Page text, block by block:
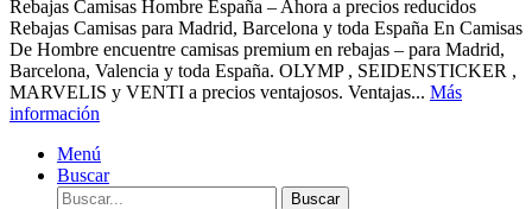
Rebajas Camisas Hombre España – Ahora a precios reducidos
Rebajas Camisas para Madrid, Barcelona y toda España En Camisas
De Hombre encuentre camisas premium en rebajas – para Madrid,
Barcelona, Valencia y toda España. OLYMP , SEIDENSTICKER ,
MARVELIS y VENTI a precios ventajosos. Ventajas... Más
información
Menú
Buscar
Buscar